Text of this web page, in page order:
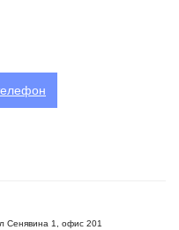
Сенявина 1, офис 201